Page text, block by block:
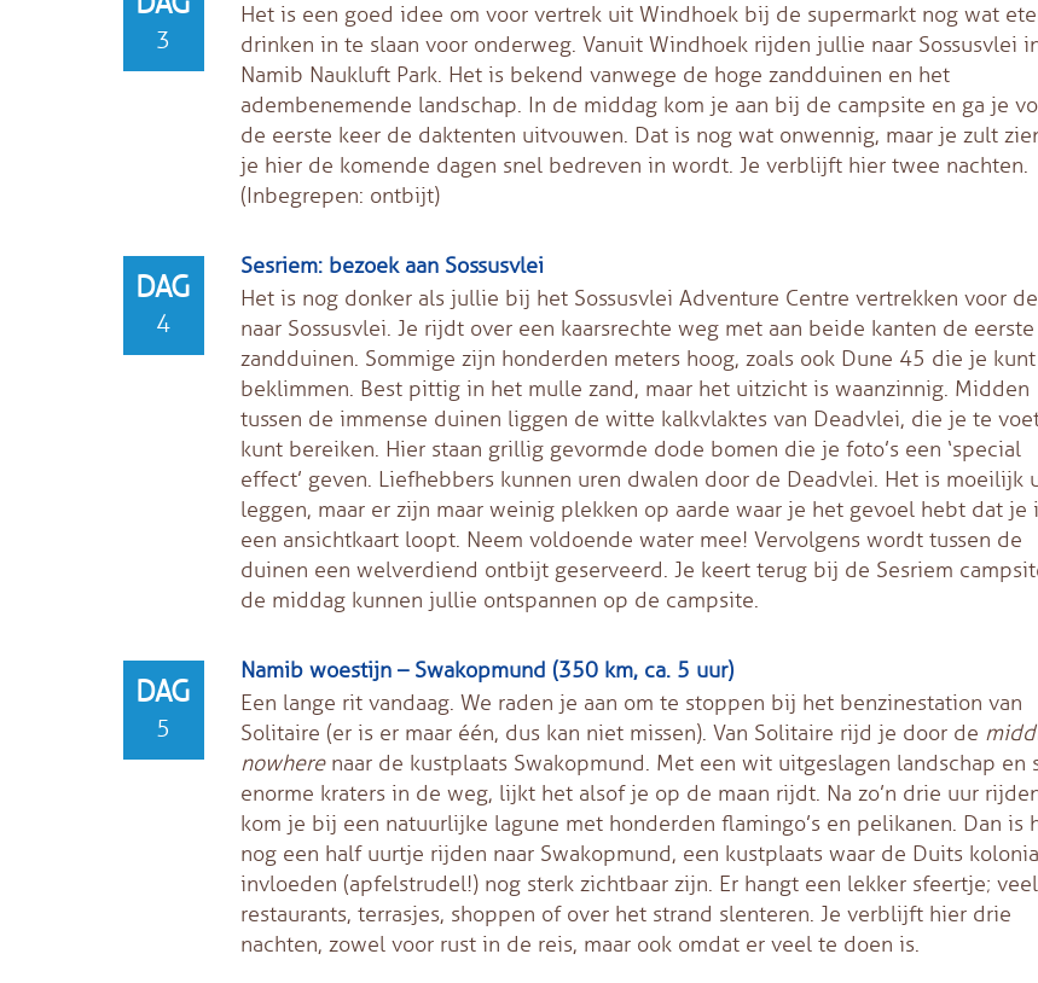
3
Het is een goed idee om voor vertrek uit Windhoek bij de supermarkt nog wat
drinken in te slaan voor onderweg. Vanuit Windhoek rijden jullie naar Sossusvlei
Namib Naukluft Park. Het is bekend vanwege de hoge zandduinen en het
adembenemende landschap. In de middag kom je aan bij de campsite en ga je
de eerste keer de daktenten uitvouwen. Dat is nog wat onwennig, maar je zult
je hier de komende dagen snel bedreven in wordt. Je verblijft hier twee nachten.
(Inbegrepen: ontbijt)
DAG
4
Sesriem: bezoek aan Sossusvlei
Het is nog donker als jullie bij het Sossusvlei Adventure Centre vertrekken voor
naar Sossusvlei. Je rijdt over een kaarsrechte weg met aan beide kanten de eerste
zandduinen. Sommige zijn honderden meters hoog, zoals ook Dune 45 die je kunt
beklimmen. Best pittig in het mulle zand, maar het uitzicht is waanzinnig. Midden
tussen de immense duinen liggen de witte kalkvlaktes van Deadvlei, die je te
kunt bereiken. Hier staan grillig gevormde dode bomen die je foto’s een ‘special
effect’ geven. Liefhebbers kunnen uren dwalen door de Deadvlei. Het is moeilijk
leggen, maar er zijn maar weinig plekken op aarde waar je het gevoel hebt dat je
een ansichtkaart loopt. Neem voldoende water mee! Vervolgens wordt tussen de
duinen een welverdiend ontbijt geserveerd. Je keert terug bij de Sesriem
de middag kunnen jullie ontspannen op de campsite.
DAG
5
Namib woestijn – Swakopmund (350 km, ca. 5 uur)
Een lange rit vandaag. We raden je aan om te stoppen bij het benzinestation van
Solitaire (er is er maar één, dus kan niet missen). Van Solitaire rijd je door de
nowherenaar de kustplaats Swakopmund. Met een wit uitgeslagen landschap en
enorme kraters in de weg, lijkt het alsof je op de maan rijdt. Na zo’n drie uur
kom je bij een natuurlijke lagune met honderden flamingo’s en pelikanen. Dan is
nog een half uurtje rijden naar Swakopmund, een kustplaats waar de Duits
invloeden (apfelstrudel!) nog sterk zichtbaar zijn. Er hangt een lekker sfeertje; veel
restaurants, terrasjes, shoppen of over het strand slenteren. Je verblijft hier drie
nachten, zowel voor rust in de reis, maar ook omdat er veel te doen is.